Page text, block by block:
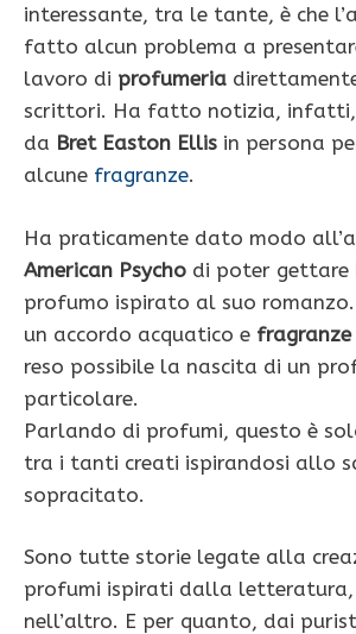
interessante, tra le tante, è che
fatto alcun problema a
lavoro di profumeria
scrittori. Ha fatto notizia, infatti,
da Bret Easton Ellis in persona
alcune fragranze.
Ha praticamente dato modo
American Psycho di poter gettare
profumo ispirato al suo
un accordo acquatico e
reso possibile la nascita di un
particolare.
Parlando di profumi, questo è
tra i tanti creati ispirandosi allo
sopracitato.
Sono tutte storie legate alla
profumi ispirati dalla letteratura,
nell’altro. E per quanto, dai